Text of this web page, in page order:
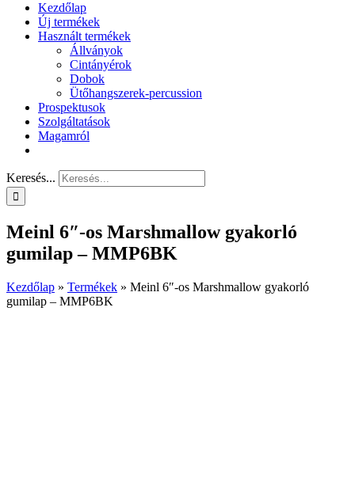
Kezdőlap
Új termékek
Használt termékek
Állványok
Cintányérok
Dobok
Ütőhangszerek-percussion
Prospektusok
Szolgáltatások
Magamról
Keresés...
Meinl 6″-os Marshmallow gyakorló
gumilap – MMP6BK
Kezdőlap » Termékek » Meinl 6″-os Marshmallow gyakorló
gumilap – MMP6BK